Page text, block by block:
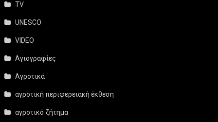
TV
UNESCO
VIDEO
Αγιογραφίες
Αγροτικά
αγροτική περιφερειακή έκθεση
αγροτικό ζήτημα